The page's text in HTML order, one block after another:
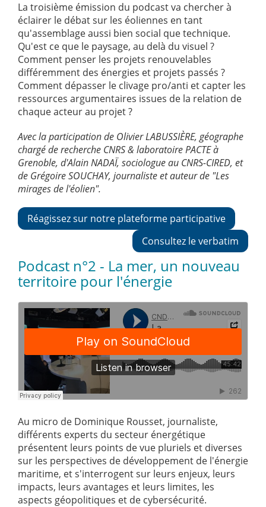
La troisième émission du podcast va chercher à
éclairer le débat sur les éoliennes en tant
qu'assemblage aussi bien social que technique.
Qu'est ce que le paysage, au delà du visuel ?
Comment penser les projets renouvelables
différemment des énergies et projets passés ?
Comment dépasser le clivage pro/anti et capter les
ressources argumentaires issues de la relation de
chaque acteur au projet ?
Avec la participation de Olivier LABUSSIÈRE, géographe
chargé de recherche CNRS & laboratoire PACTE à
Grenoble, d'Alain NADAÏ, sociologue au CNRS-CIRED, et
de Grégoire SOUCHAY, journaliste et auteur de "Les
mirages de l'éolien".
Réagissez sur notre plateforme participative
Consultez le verbatim
Podcast n°2 - La mer, un nouveau
territoire pour l'énergie
Au micro de Dominique Rousset, journaliste,
différents experts du secteur énergétique
présentent leurs points de vue pluriels et diverses
sur les perspectives de développement de l'énergie
maritime, et s'interrogent sur leurs enjeux, leurs
impacts, leurs avantages et leurs limites, les
aspects géopolitiques et de cybersécurité.